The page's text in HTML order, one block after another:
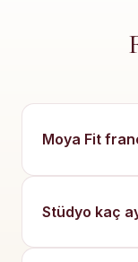
Moya Fit
Stüdyo kaç